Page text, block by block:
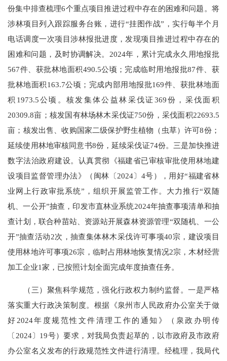
份集中排查梳理6个重点项目推进过程中存在的困难和问题。将
涉林项目列入跟踪服务台账，进行“挂图作战”，实行每半个月
电话调度一次项目涉林报批进度，发现项目推进过程中存在的
困难和问题，及时协调解决。2024年，累计完成永久用地报批
567件、获批林地面积490.5公顷；完成临时用地报批87件、获
批林地面积163.7公顷；完成内部用地报批169件、获批林地面
积1973.5公顷。核发集体公益林采伐证369份，采伐面积
20309.8亩；核发国有林场林木采伐证750份，采伐面积22693.5
亩；核发出售、收购国家二级保护野生植物（虫草）许可8份；
延续使用林地审核同意书8份，延续采伐证74份。三是加快推进
数字法治政府建设。认真贯彻《福建省已审核审批使用林地建
设项目监督管理办法》（闽林〔2024〕4号），用好“福建省林
业网上行政审批系统”，组织开展监管工作。大力推行“双随
机、一公开”抽查，印发市直林业系统2024年抽查事项清单和抽
查计划，联合种苗站、资源站开展森林资源管理“双随机、一公
开”抽查活动2次，抽查集体林木采伐许可事项40宗，建设项目
使用林地许可事项26宗，临时占用林地恢复情况2宗，木材经营
加工企业1家，已按照计划全面完成年度抽查任务。
（三）聚焦科学规范，强化行政权力制约监督。一是严格
落实重大行政决策制度。根据《泉州市人民政府办公室关于做
好2024年度规范性文件清理工作的通知》（泉政办明传
〔2024〕19号）要求，对我局负责起草的，以市政府及市政府
办公室名义发布的行政规范性文件进行清理。经梳理，我局代